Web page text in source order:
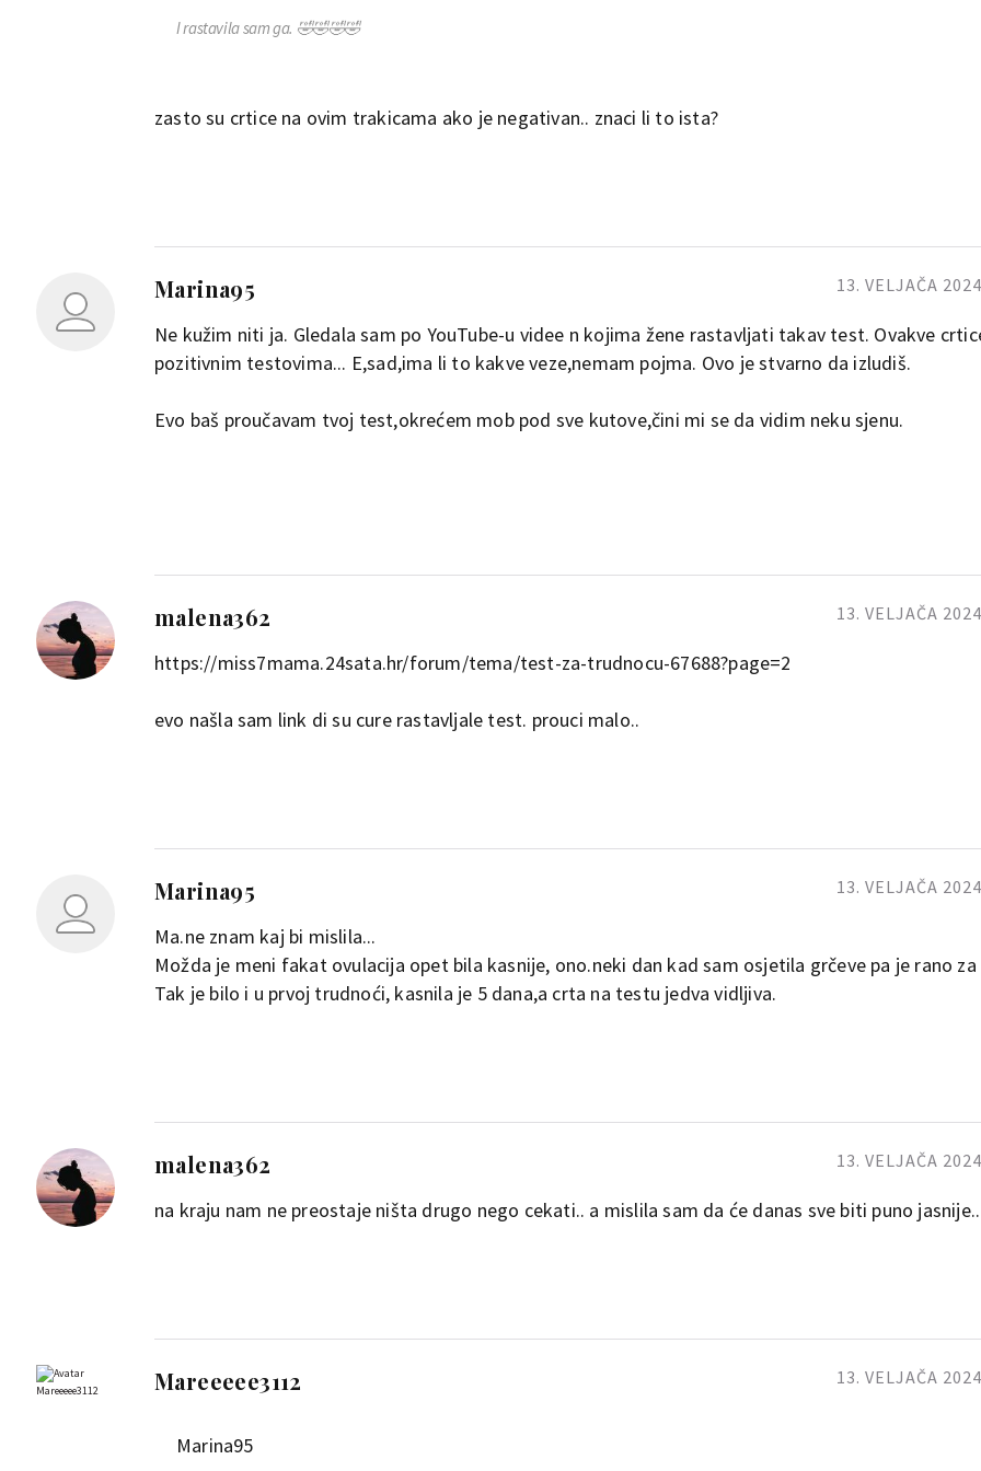
I rastavila sam ga. 🤣🤣🤣🤣
zasto su crtice na ovim trakicama ako je negativan.. znaci li to ista?
Marina95 13. VELJAČA
Ne kužim niti ja. Gledala sam po YouTube-u videe n kojima žene rastavljati takav test. Ovakve
pozitivnim testovima... E,sad,ima li to kakve veze,nemam pojma. Ovo je stvarno da izludiš.
Evo baš proučavam tvoj test,okrećem mob pod sve kutove,čini mi se da vidim neku sjenu.
malena362 13. VELJAČA
https://miss7mama.24sata.hr/forum/tema/test-za-trudnocu-67688?page=2
evo našla sam link di su cure rastavljale test. prouci malo..
Marina95 13. VELJAČA
Ma.ne znam kaj bi mislila...
Možda je meni fakat ovulacija opet bila kasnije, ono.neki dan kad sam osjetila grčeve pa je rano
Tak je bilo i u prvoj trudnoći, kasnila je 5 dana,a crta na testu jedva vidljiva.
malena362 13. VELJAČA
na kraju nam ne preostaje ništa drugo nego cekati.. a mislila sam da će danas sve biti puno jasnije..
Mareeeee3112 13. VELJAČA
Marina95